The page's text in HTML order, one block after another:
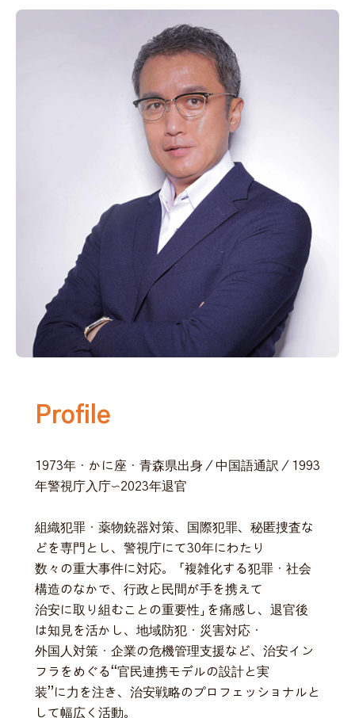
Profile
1973年・かに座・⻘森県出⾝／中国語通訳／1993
年警視庁⼊庁〜2023年退官
組織犯罪・薬物銃器対策、国際犯罪、秘匿捜査な
どを専⾨とし、警視庁にて30年にわたり
数々の重⼤事件に対応。 「複雑化する犯罪・社会
構造のなかで、⾏政と⺠間が⼿を携えて
治安に取り組むことの重要性」を痛感し、退官後
は知⾒を活かし、地域防犯・災害対応・
外国⼈対策・企業の危機管理⽀援など、治安イン
フラをめぐる“官⺠連携モデルの設計と実
装”に⼒を注き、治安戦略のプロフェッショナルと
して幅広く活動。